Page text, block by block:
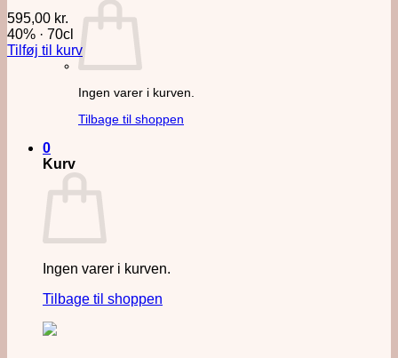
Ingen varer i kurven.
Tilbage til shoppen
0
Kurv
Ingen varer i kurven.
Tilbage til shoppen
595,00 kr.
40% · 70cl
Tilføj til kurv